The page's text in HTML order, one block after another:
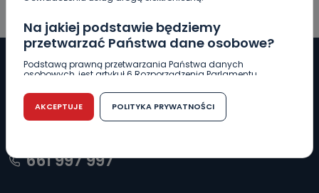
Na jakiej podstawie będziemy
przetwarzać Państwa dane osobowe?
Podstawą prawną przetwarzania Państwa danych
osobowych, jest artykuł 6 Rozporządzenia Parlamentu
r. w sprawie ochrony osób fizycznych w związku z
przetwarzaniem danych osobowych w sprawie
swobodnego przepływu takich danych oraz uchylenia
dyrektywy 95/46/WE (RODO).
Czy jest możliwość cofnięcia zgody?
AKCEPTUJE POLITYKA PRYWATNOŚCI
Pobierz logotyp
661 997 997